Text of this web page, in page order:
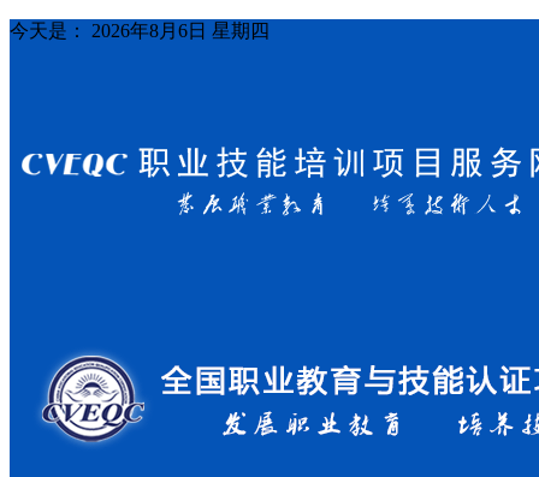
今天是： 2026年8月6日 星期四